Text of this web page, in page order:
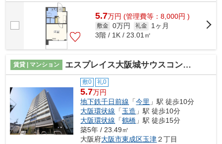
とても充実しています。特徴的な外観と洗...
5.7万円 (管理費等：8,000円 )
敷金 0万円 礼金
1ヶ月
3階 / 1K / 23.01㎡
賃貸 | マンション エスプレイス大阪城サウスコンフォート
敷0 礼0
5.7万円
地下鉄千日前線 「今里 」駅 徒歩10分
大阪環状線 「玉造 」駅 徒歩10分
大阪環状線 「鶴橋 」駅 徒歩15分
築5年 / 23.49㎡
大阪府大阪市東成区玉津２丁目